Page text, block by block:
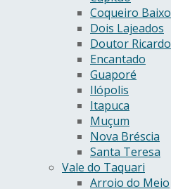
Coqueiro Baixo
Dois Lajeados
Doutor Ricardo
Encantado
Guaporé
Ilópolis
Itapuca
Muçum
Nova Bréscia
Santa Teresa
Vale do Taquari
Arroio do Meio